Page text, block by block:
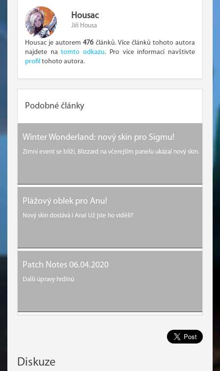
Housac
Jiří Housa
Housac je autorem476článků. Více článků tohoto autora
najdete natomto odkazu. Pro více informací navštivte
profil tohoto autora.
Podobné články
Winter Wonderland: nový skin pro Sigmu!
Zimní event se blíží, Blizzard na včerejším panelu ukázal nový skin.
Plážový oblek pro Anu!
Nový skin dostává i Ana! Už jste ho viděli?
Patch Notes 06.04.2020
Další úpravy hrdinů
Diskuze